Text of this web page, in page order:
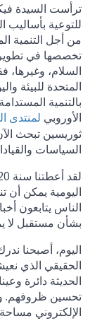
ترأست السيدة
للتوعية بأساليب
من أجل التنمية
تخصصها في تطوير
السلام،
المتحدة للبيئة
بالتنمية
الأوروبي لمنتدى
ثوريسين تبحث
السياسات
اليومية يمكن
الناس يتابعون
بشأن مستقبل لا
اليوم، أصبحنا
الحقيقي الذي
الحديثة دائرة
تحسين ظروفهم.
الإلكتروني